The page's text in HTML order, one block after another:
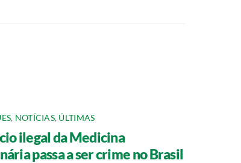
, NOTÍCIAS, ÚLTIMAS
ilegal da Medicina
passa a ser crime no Brasil